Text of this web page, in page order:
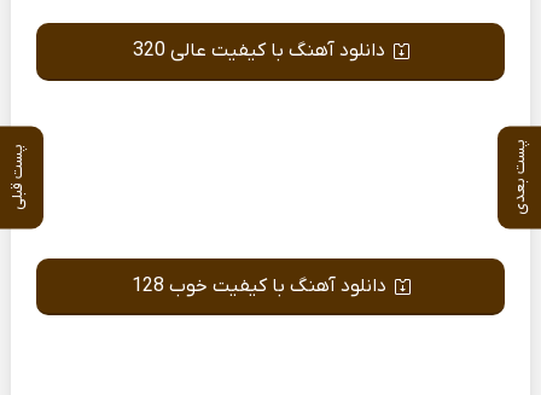
پست بعدی پست قبلی
دانلود آهنگ با کیفیت عالی 320
دانلود آهنگ با کیفیت خوب 128